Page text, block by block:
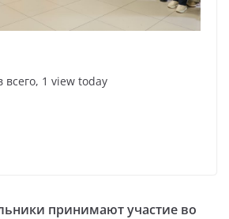
всего, 1 view today
принимают участие во